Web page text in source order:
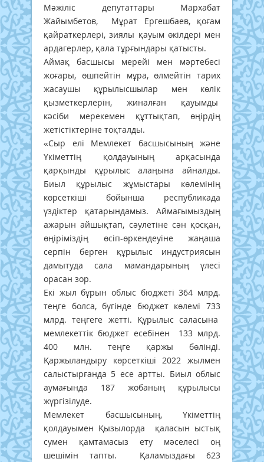
Мәжіліс депутаттары Мархабат
Жайымбетов, Мұрат Ергешбаев, қоғам
қайраткерлері, зиялы қауым өкілдері мен
ардагерлер, қала тұрғындары қатысты.
Аймақ басшысы мерейі мен мәртебесі
жоғары, өшпейтін мұра, өлмейтін тарих
жасаушы құрылысшылар мен көлік
қызметкерлерін, жиналған қауымды
кәсіби мерекемен құттықтап, өңірдің
жетістіктеріне тоқталды.
«Сыр елі Мемлекет басшысының және
Үкіметтің қолдауының арқасында
қарқынды құрылыс алаңына айналды.
Биыл құрылыс жұмыстары көлемінің
көрсеткіші бойынша республикада
үздіктер қатарындамыз. Аймағымыздың
ажарын айшықтап, сәулетіне сән қосқан,
өңіріміздің өсіп-өркендеуіне жаңаша
серпін берген құрылыс индустриясын
дамытуда сала мамандарының үлесі
орасан зор.
Екі жыл бұрын облыс бюджеті 364 млрд.
теңге болса, бүгінде бюджет көлемі 733
млрд. теңгеге жетті. Құрылыс саласына
мемлекеттік бюджет есебінен 133 млрд.
400 млн. теңге қаржы бөлінді.
Қаржыландыру көрсеткіші 2022 жылмен
салыстырғанда 5 есе артты. Биыл облыс
аумағында 187 жобаның құрылысы
жүргізілуде.
Мемлекет басшысының, Үкіметтің
қолдауымен Қызылорда қаласын ыстық
сумен қамтамасыз ету мәселесі оң
шешімін тапты. Қаламыздағы 623